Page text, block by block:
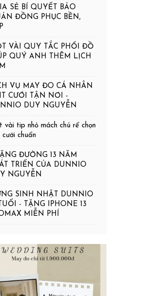
SẺ BÍ QUYẾT BẢO
ĐỒNG PHỤC BỀN,
VÀI QUY TẮC PHỐI ĐỒ
QUÝ ANH THÊM LỊCH
VỤ MAY ĐO CÁ NHÂN
CƯỚI TẬN NƠI -
DUY NGUYỄN
vài tip nhỏ mách chú rể chọn
cưới chuẩn
ĐƯỜNG 13 NĂM
TRIỂN CỦA DUNNIO
NGUYỄN
SINH NHẬT DUNNIO
- TẶNG IPHONE 13
MIỄN PHÍ